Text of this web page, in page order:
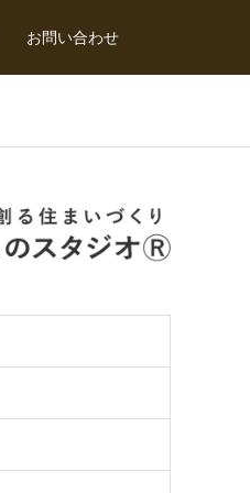
お問い合わせ